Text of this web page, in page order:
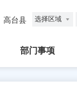
高台县 选择区域
部门事项